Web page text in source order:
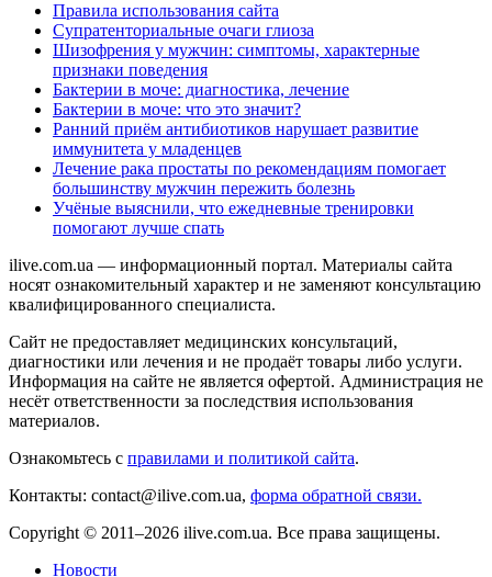
Правила использования сайта
Супратенториальные очаги глиоза
Шизофрения у мужчин: симптомы, характерные
признаки поведения
Бактерии в моче: диагностика, лечение
Бактерии в моче: что это значит?
Ранний приём антибиотиков нарушает развитие
иммунитета у младенцев
Лечение рака простаты по рекомендациям помогает
большинству мужчин пережить болезнь
Учёные выяснили, что ежедневные тренировки
помогают лучше спать
ilive.com.ua — информационный портал. Материалы сайта
носят ознакомительный характер и не заменяют консультацию
квалифицированного специалиста.
Сайт не предоставляет медицинских консультаций,
диагностики или лечения и не продаёт товары либо услуги.
Информация на сайте не является офертой. Администрация не
несёт ответственности за последствия использования
материалов.
Ознакомьтесь с правилами и политикой сайта.
Контакты: contact@ilive.com.ua, форма обратной связи.
Copyright © 2011–2026 ilive.com.ua. Все права защищены.
Новости